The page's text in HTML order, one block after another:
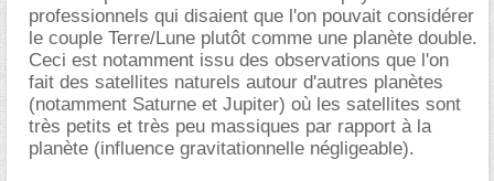
professionnels qui disaient que l'on pouvait considérer
le couple Terre/Lune plutôt comme une planète double.
Ceci est notamment issu des observations que l'on
fait des satellites naturels autour d'autres planètes
(notamment Saturne et Jupiter) où les satellites sont
très petits et très peu massiques par rapport à la
planète (influence gravitationnelle négligeable).